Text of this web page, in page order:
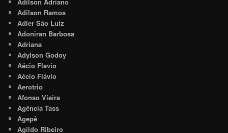
Adilson Ramos
Adler São Luiz
Adoniran Barbosa
Adriana
Adylson Godoy
Aécio Flavio
Aécio Flávio
Aerotrio
Afonso Vieira
Agência Tass
Agepê
Agildo Ribeiro